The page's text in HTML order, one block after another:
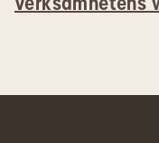
Verksamhetens